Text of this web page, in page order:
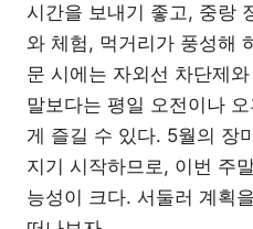
시간을 보내기 좋고, 중랑
와 체험, 먹거리가 풍성해
문 시에는 자외선 차단제
말보다는 평일 오전이나
게 즐길 수 있다. 5월의 장
지기 시작하므로, 이번 주
능성이 크다. 서둘러 계획